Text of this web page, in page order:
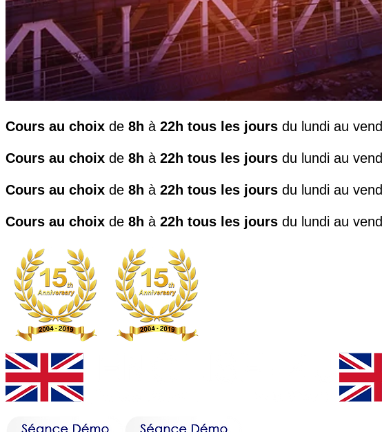
Cours au choix de 8h à 22h tous les jours du lundi au
Cours au choix de 8h à 22h tous les jours du lundi au
Cours au choix de 8h à 22h tous les jours du lundi au
Cours au choix de 8h à 22h tous les jours du lundi au